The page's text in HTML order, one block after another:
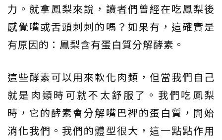
力。就拿鳳梨來說，讀者們曾經在吃鳳梨後
感覺嘴或舌頭刺刺的嗎？如果有，這確實是
有原因的：鳳梨含有蛋白質分解酵素。
這些酵素可以用來軟化肉類，但當我們自己
就是肉類時可就不太舒服了。我們吃鳳梨
時，它的酵素會分解嘴巴裡的蛋白質，開始
消化我們。我們的體型很大，這一點點作用